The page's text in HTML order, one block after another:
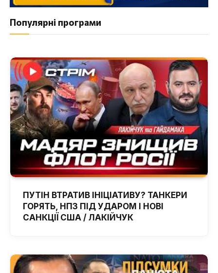
Популярні програми
ПУТІН ВТРАТИВ ІНІЦІАТИВУ? ТАНКЕРИ
ГОРЯТЬ, НПЗ ПІД УДАРОМ І НОВІ
САНКЦІЇ США / ЛАКІЙЧУК